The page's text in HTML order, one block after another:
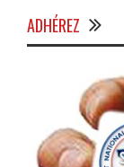
ADHÉREZ